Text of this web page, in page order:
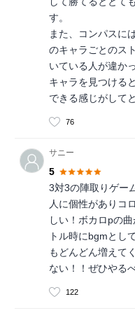
す。
また、コンパスに
のキャラごとのス
いている人が違か
キャラを見つける
できる感じがして
76
サニー
5
3対3の陣取りゲー
人に個性がありコ
しい！ボカロpの
トル時にbgmとし
もどんどん増えて
ない！！ぜひやる
122